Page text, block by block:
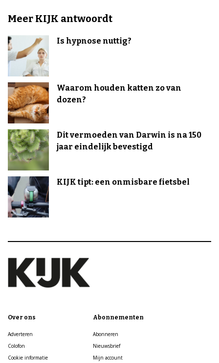
Meer KIJK antwoordt
Is hypnose nuttig?
Waarom houden katten zo van
dozen?
Dit vermoeden van Darwin is na 150
jaar eindelijk bevestigd
KIJK tipt: een onmisbare fietsbel
Over ons
Adverteren
Colofon
Cookie informatie
Abonnementen
Abonneren
Nieuwsbrief
Mijn account